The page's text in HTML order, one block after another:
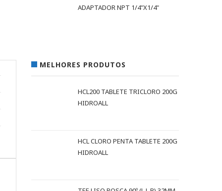
ADAPTADOR NPT 1/4"X1/4"
MELHORES PRODUTOS
HCL200 TABLETE TRICLORO 200G
HIDROALL
HCL CLORO PENTA TABLETE 200G
HIDROALL